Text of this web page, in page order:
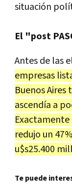
situación
El "post
Antes de las
empresas
Buenos
ascendía a
Exactamente
redujo un
u$s25.400
Te puede